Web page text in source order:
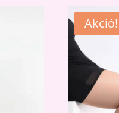
Akció!